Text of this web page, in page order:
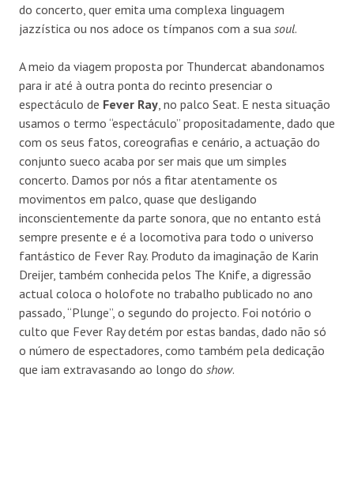
do concerto, quer emita uma complexa linguagem
jazzística ou nos adoce os tímpanos com a sua soul.
A meio da viagem proposta por Thundercat abandonamos
para ir até à outra ponta do recinto presenciar o
espectáculo de Fever Ray , no palco Seat. E nesta situação
usamos o termo “espectáculo” propositadamente, dado que
com os seus fatos, coreografias e cenário, a actuação do
conjunto sueco acaba por ser mais que um simples
concerto. Damos por nós a fitar atentamente os
movimentos em palco, quase que desligando
inconscientemente da parte sonora, que no entanto está
sempre presente e é a locomotiva para todo o universo
fantástico de Fever Ray. Produto da imaginação de Karin
Dreijer, também conhecida pelos The Knife, a digressão
actual coloca o holofote no trabalho publicado no ano
passado, “Plunge”, o segundo do projecto. Foi notório o
culto que Fever Ray detém por estas bandas, dado não só
o número de espectadores, como também pela dedicação
que iam extravasando ao longo do show.